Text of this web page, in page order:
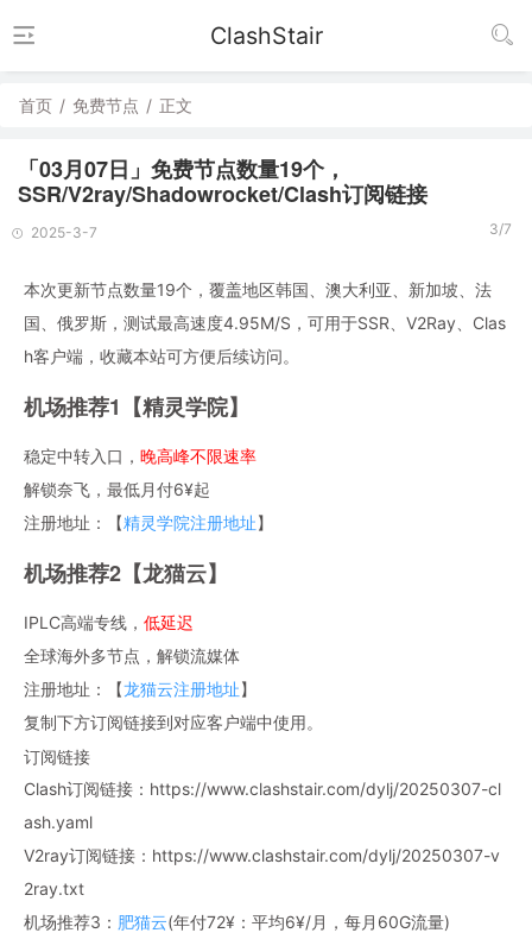
ClashStair
首页 / 免费节点 / 正文
「03月07日」免费节点数量19个，
SSR/V2ray/Shadowrocket/Clash订阅链接
2025-3-7 3/7
本次更新节点数量19个，覆盖地区韩国、澳大利亚、新加坡、法
国、俄罗斯，测试最高速度4.95M/S，可用于SSR、V2Ray、Clas
h客户端，收藏本站可方便后续访问。
机场推荐1【精灵学院】
稳定中转入口， 晚高峰不限速率
解锁奈飞，最低月付6¥起
注册地址：【精灵学院注册地址】
机场推荐2【龙猫云】
IPLC高端专线， 低延迟
全球海外多节点，解锁流媒体
注册地址：【龙猫云注册地址】
复制下方订阅链接到对应客户端中使用。
订阅链接
Clash订阅链接：https://www.clashstair.com/dylj/20250307-cl
ash.yaml
V2ray订阅链接：https://www.clashstair.com/dylj/20250307-v
2ray.txt
机场推荐3： 肥猫云(年付72¥：平均6¥/月，每月60G流量)